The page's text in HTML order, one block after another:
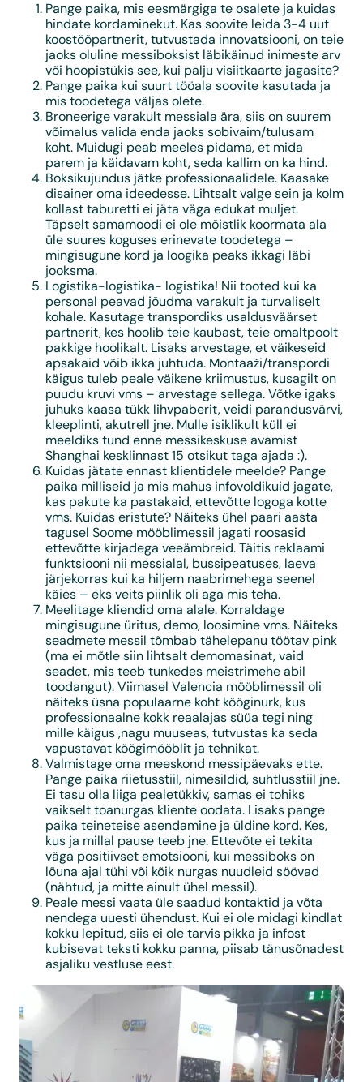
Pange paika, mis eesmärgiga te osalete ja kuidas
hindate kordaminekut. Kas soovite leida 3-4 uut
koostööpartnerit, tutvustada innovatsiooni, on teie
jaoks oluline messiboksist läbikäinud inimeste arv
või hoopistükis see, kui palju visiitkaarte jagasite?
Pange paika kui suurt tööala soovite kasutada ja
mis toodetega väljas olete.
Broneerige varakult messiala ära, siis on suurem
võimalus valida enda jaoks sobivaim/tulusam
koht. Muidugi peab meeles pidama, et mida
parem ja käidavam koht, seda kallim on ka hind.
Boksikujundus jätke professionaalidele. Kaasake
disainer oma ideedesse. Lihtsalt valge sein ja kolm
kollast taburetti ei jäta väga edukat muljet.
Täpselt samamoodi ei ole mõistlik koormata ala
üle suures koguses erinevate toodetega –
mingisugune kord ja loogika peaks ikkagi läbi
jooksma.
Logistika-logistika- logistika! Nii tooted kui ka
personal peavad jõudma varakult ja turvaliselt
kohale. Kasutage transpordiks usaldusväärset
partnerit, kes hoolib teie kaubast, teie omaltpoolt
pakkige hoolikalt. Lisaks arvestage, et väikeseid
apsakaid võib ikka juhtuda. Montaaži/transpordi
käigus tuleb peale väikene kriimustus, kusagilt on
puudu kruvi vms – arvestage sellega. Võtke igaks
juhuks kaasa tükk lihvpaberit, veidi parandusvärvi,
kleeplinti, akutrell jne. Mulle isiklikult küll ei
meeldiks tund enne messikeskuse avamist
Shanghai kesklinnast 15 otsikut taga ajada :).
Kuidas jätate ennast klientidele meelde? Pange
paika milliseid ja mis mahus infovoldikuid jagate,
kas pakute ka pastakaid, ettevõtte logoga kotte
vms. Kuidas eristute? Näiteks ühel paari aasta
tagusel Soome mööblimessil jagati roosasid
ettevõtte kirjadega veeämbreid. Täitis reklaami
funktsiooni nii messialal, bussipeatuses, laeva
järjekorras kui ka hiljem naabrimehega seenel
käies – eks veits piinlik oli aga mis teha.
Meelitage kliendid oma alale. Korraldage
mingisugune üritus, demo, loosimine vms. Näiteks
seadmete messil tõmbab tähelepanu töötav pink
(ma ei mõtle siin lihtsalt demomasinat, vaid
seadet, mis teeb tunkedes meistrimehe abil
toodangut). Viimasel Valencia mööblimessil oli
näiteks üsna populaarne koht kööginurk, kus
professionaalne kokk reaalajas süüa tegi ning
mille käigus ,nagu muuseas, tutvustas ka seda
vapustavat köögimööblit ja tehnikat.
Valmistage oma meeskond messipäevaks ette.
Pange paika riietusstiil, nimesildid, suhtlusstiil jne.
Ei tasu olla liiga pealetükkiv, samas ei tohiks
vaikselt toanurgas kliente oodata. Lisaks pange
paika teineteise asendamine ja üldine kord. Kes,
kus ja millal pause teeb jne. Ettevõte ei tekita
väga positiivset emotsiooni, kui messiboks on
lõuna ajal tühi või kõik nurgas nuudleid söövad
(nähtud, ja mitte ainult ühel messil).
Peale messi vaata üle saadud kontaktid ja võta
nendega uuesti ühendust. Kui ei ole midagi kindlat
kokku lepitud, siis ei ole tarvis pikka ja infost
kubisevat teksti kokku panna, piisab tänusõnadest
asjaliku vestluse eest.